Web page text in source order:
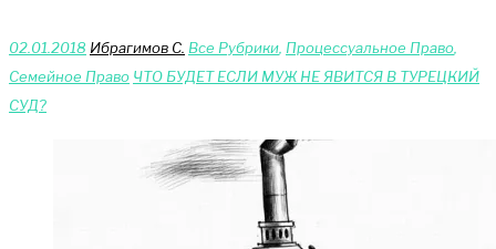
02.01.2018 Ибрагимов С. Bce Pyбрики Процессуальное Право
Сeмейное Право ЧТО БУДЕТ ЕСЛИ МУЖ НЕ ЯВИТСЯ В ТУРЕЦКИЙ
СУД?